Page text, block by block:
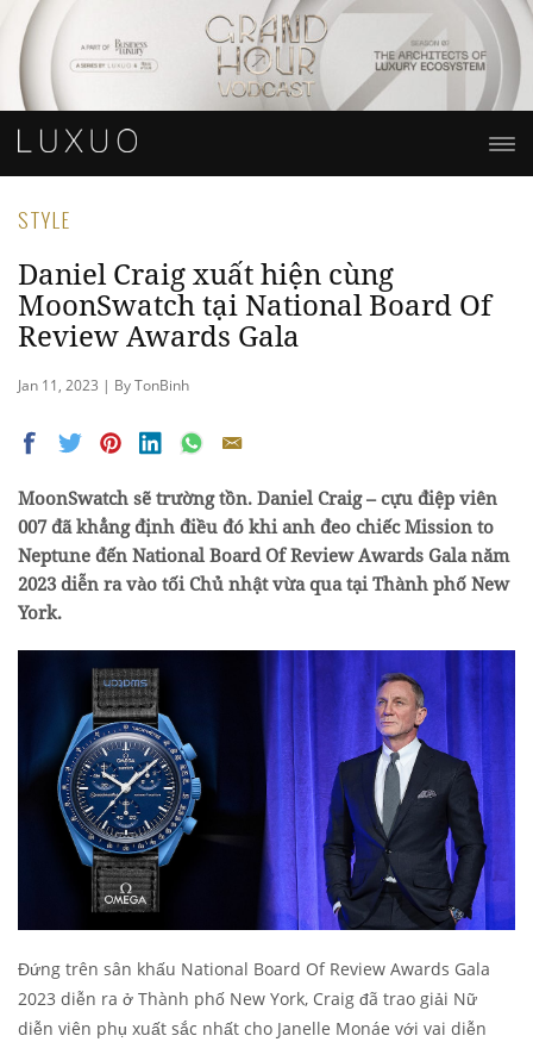
STYLE
Daniel Craig xuất hiện cùng
MoonSwatch tại National Board Of
Review Awards Gala
Jan 11, 2023 | By TonBinh
MoonSwatch sẽ trường tồn. Daniel Craig – cựu điệp viên
007 đã khẳng định điều đó khi anh đeo chiếc Mission to
Neptune đến National Board Of Review Awards Gala năm
2023 diễn ra vào tối Chủ nhật vừa qua tại Thành phố New
York.
Đứng trên sân khấu National Board Of Review Awards Gala
2023 diễn ra ở Thành phố New York, Craig đã trao giải Nữ
diễn viên phụ xuất sắc nhất cho Janelle Monáe với vai diễn